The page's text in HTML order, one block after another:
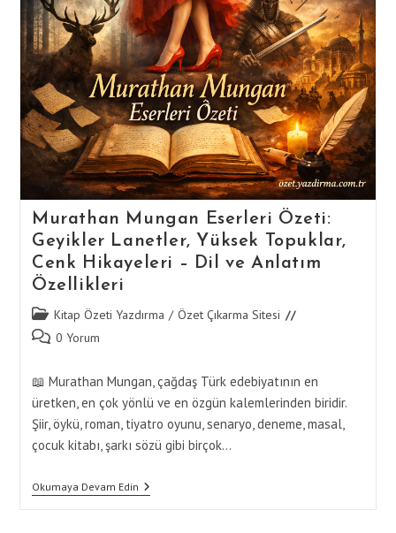
Murathan Mungan Eserleri Özeti:
Geyikler Lanetler, Yüksek Topuklar,
Cenk Hikayeleri – Dil ve Anlatım
Özellikleri
Post
category:
Kitap Özeti Yazdırma / Özet Çıkarma Sitesi
Post 0 Yorum
📖 Murathan Mungan, çağdaş Türk edebiyatının en
üretken, en çok yönlü ve en özgün kalemlerinden biridir.
Şiir, öykü, roman, tiyatro oyunu, senaryo, deneme, masal,
çocuk kitabı, şarkı sözü gibi birçok…
Okumaya Devam EdinMurathan